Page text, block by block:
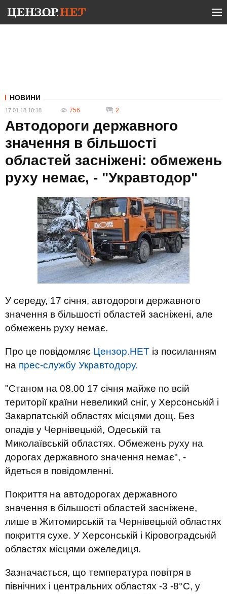
НОВИНИ
17.01.18 10:18 756 2
Автодороги державного
значення в більшості
областей засніжені: обмежень
руху немає, - "Укравтодор"
У середу, 17 січня, автодороги державного
значення в більшості областей засніжені, але
обмежень руху немає.
Про це повідомляє Цензор.НЕТ із посиланням
на прес-службу Укравтодору.
"Станом на 08.00 17 січня майже по всій
території країни невеликий сніг, у Херсонській і
Закарпатській областях місцями дощ. Без
опадів у Чернівецькій, Одеській та
Миколаївській областях. Обмежень руху на
дорогах державного значення немає", -
йдеться в повідомленні.
Покриття на автодорогах державного
значення в більшості областей засніжене,
лише в Житомирській та Чернівецькій областях
покриття сухе. У Херсонській і Кіровоградській
областях місцями ожеледиця.
Зазначається, що температура повітря в
північних і центральних областях -3 -8°С, у